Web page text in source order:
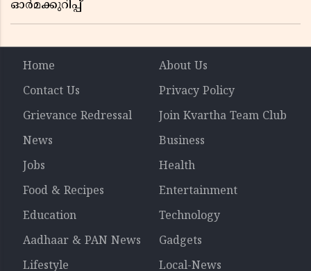
ഓർമക്കുറിപ്പ്
Home
About Us
Contact Us
Privacy Policy
Grievance Redressal
Join Kvartha Team Club
News
Business
Jobs
Health
Food & Recipes
Entertainment
Education
Technology
Aadhaar & PAN News
Gadgets
Lifestyle
Local-News